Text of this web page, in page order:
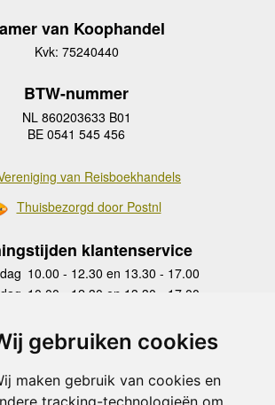
gebruiken cookies
maken gebruik van cookies en
tracking-technologieën om
van Koophandel
Kvk: 75240440
BTW-nummer
NL 860203633 B01
BE 0541 545 456
van Reisboekhandels
Thuisbezorgd door Postnl
klantenservice
10.00 - 12.30 en 13.30 - 17.00
10.00 - 12.30 en 13.30 - 17.00
10.00 - 12.30 en 13.30 - 17.00
10.00 - 12.30 en 13.30 - 17.00
Zaterdag
gesloten
Zondag gesloten